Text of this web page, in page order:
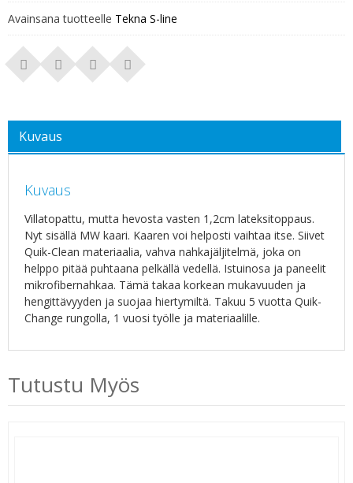
Avainsana tuotteelle Tekna S-line
Kuvaus
Kuvaus
Villatopattu, mutta hevosta vasten 1,2cm lateksitoppaus.
Nyt sisällä MW kaari. Kaaren voi helposti vaihtaa itse. Siivet
Quik-Clean materiaalia, vahva nahkajäljitelmä, joka on
helppo pitää puhtaana pelkällä vedellä. Istuinosa ja paneelit
mikrofibernahkaa. Tämä takaa korkean mukavuuden ja
hengittävyyden ja suojaa hiertymiltä. Takuu 5 vuotta Quik-
Change rungolla, 1 vuosi työlle ja materiaalille.
Tutustu Myös